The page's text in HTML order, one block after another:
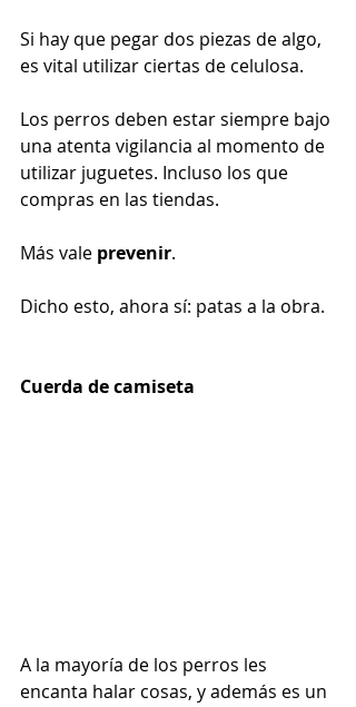
Si hay que pegar dos piezas de algo,
es vital utilizar ciertas de celulosa.
Los perros deben estar siempre bajo
una atenta vigilancia al momento de
utilizar juguetes. Incluso los que
compras en las tiendas.
Más vale prevenir.
Dicho esto, ahora sí: patas a la obra.
Cuerda de camiseta
A la mayoría de los perros les
encanta halar cosas, y además es un